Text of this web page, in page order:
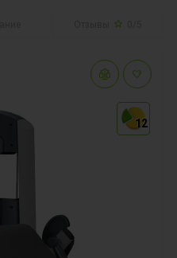
12
12